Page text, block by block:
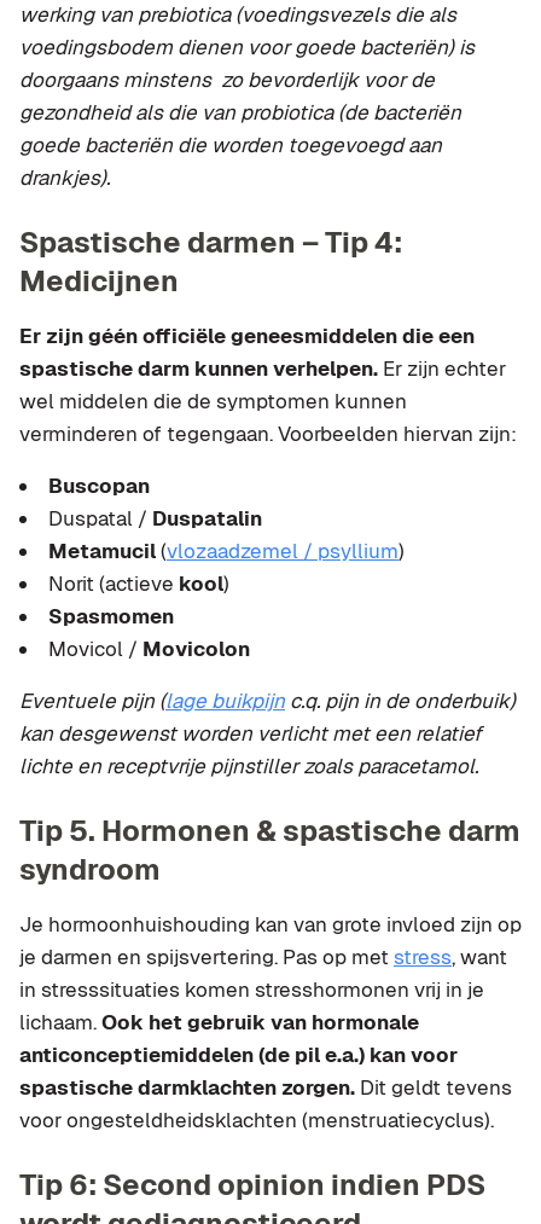
werking van prebiotica (voedingsvezels die als
voedingsbodem dienen voor goede bacteriën) is
doorgaans minstens zo bevorderlijk voor de
gezondheid als die van probiotica (de bacteriën
goede bacteriën die worden toegevoegd aan
drankjes).
Spastische darmen – Tip 4:
Medicijnen
Er zijn géén officiële geneesmiddelen die een
spastische darm kunnen verhelpen. Er zijn echter
wel middelen die de symptomen kunnen
verminderen of tegengaan. Voorbeelden hiervan zijn:
Buscopan
Duspatal / Duspatalin
Metamucil(vlozaadzemel / psyllium)
Norit (actieve kool)
Spasmomen
Movicol / Movicolon
Eventuele pijn (lage buikpijn c.q. pijn in de onderbuik)
kan desgewenst worden verlicht met een relatief
lichte en receptvrije pijnstiller zoals paracetamol.
Tip 5. Hormonen & spastische darm
syndroom
Je hormoonhuishouding kan van grote invloed zijn op
je darmen en spijsvertering. Pas op met stress, want
in stresssituaties komen stresshormonen vrij in je
lichaam.Ook het gebruik van hormonale
anticonceptiemiddelen (de pil e.a.) kan voor
spastische darmklachten zorgen. Dit geldt tevens
voor ongesteldheidsklachten (menstruatiecyclus).
Tip 6: Second opinion indien PDS